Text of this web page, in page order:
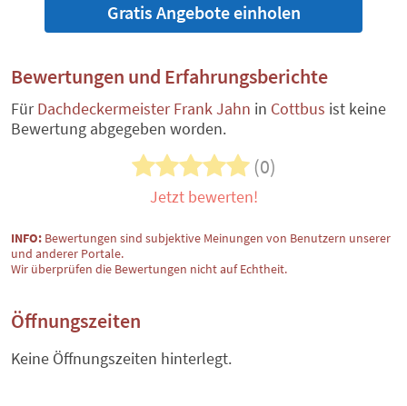
Gratis Angebote einholen
Bewertungen und Erfahrungsberichte
FürDachdeckermeister Frank Jahn in Cottbus ist keine
Bewertung abgegeben worden.
(0)
Jetzt bewerten!
INFO: Bewertungen sind subjektive Meinungen von Benutzern unserer
und anderer Portale.
Wir überprüfen die Bewertungen nicht auf Echtheit.
Öffnungszeiten
Keine Öffnungszeiten hinterlegt.